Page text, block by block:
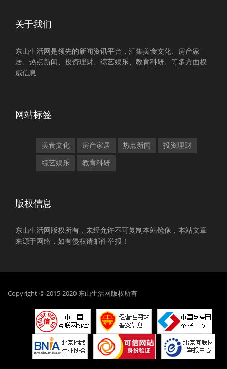
关于我们
东山生活网是领先的新闻资讯平台，汇集美食文化、房产家
居、热点新闻、投资理财、综艺娱乐、教育科研、等多方面权
威信息
网站标签
美食文化 房产家居 热点新闻 投资理财
综艺娱乐 教育科研
版权信息
东山生活网版权所有，未经允许不可复制本站镜像，本站文章
来源于网络，如有侵权请邮件举报！
Copyright © 2015-2020 东山生活网版权所有